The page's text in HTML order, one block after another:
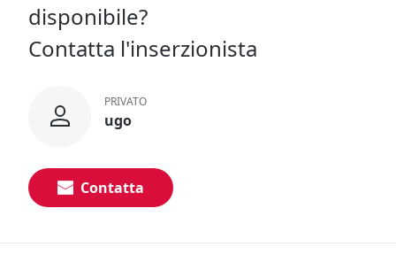
disponibile?
Contatta l'inserzionista
PRIVATO
ugo
Contatta